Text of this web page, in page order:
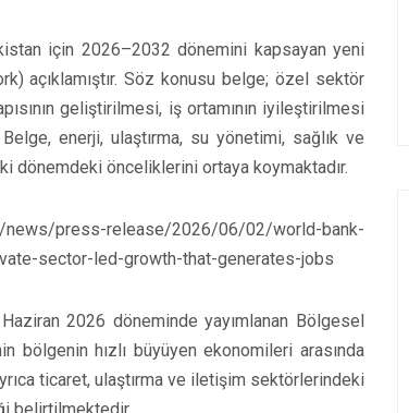
için 2026–2032 dönemini kapsayan yeni
açıklamıştır. Söz konusu belge; özel sektör
geliştirilmesi, iş ortamının iyileştirilmesi
enerji, ulaştırma, su yönetimi, sağlık ve
dönemdeki önceliklerini ortaya koymaktadır.
news/press-release/2026/06/02/world-bank-
sector-led-growth-that-generates-jobs
2026 döneminde yayımlanan Bölgesel
bölgenin hızlı büyüyen ekonomileri arasında
ticaret, ulaştırma ve iletişim sektörlerindeki